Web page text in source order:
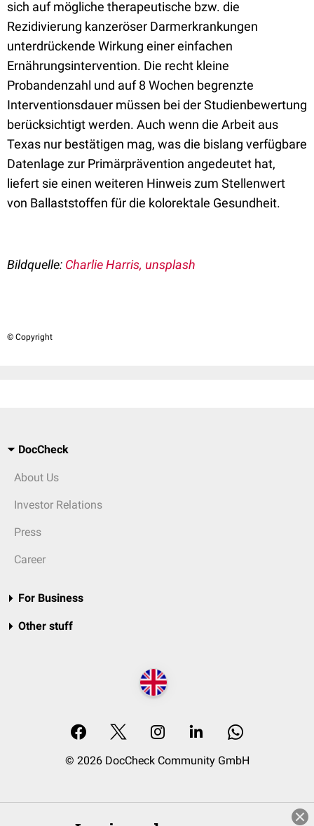
sich auf mögliche therapeutische bzw. die
Rezidivierung kanzeröser Darmerkrankungen
unterdrückende Wirkung einer einfachen
Ernährungsintervention. Die recht kleine
Probandenzahl und auf 8 Wochen begrenzte
Interventionsdauer müssen bei der Studienbewertung
berücksichtigt werden. Auch wenn die Arbeit aus
Texas nur bestätigen mag, was die bislang verfügbare
Datenlage zur Primärprävention angedeutet hat,
liefert sie einen weiteren Hinweis zum Stellenwert
von Ballaststoffen für die kolorektale Gesundheit.
Bildquelle: Charlie Harris, unsplash
© Copyright
DocCheck
About Us
Investor Relations
Press
Career
For Business
Other stuff
© 2026 DocCheck Community GmbH